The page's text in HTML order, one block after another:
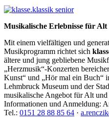
klasse.klassik
senior
Musikalische Erlebnisse für
Mit einem vielfältigen und
Musikprogramm richtet sich
ältere und jung gebliebene
„Herzmusik“-Konzerten
Kunst“ und „Hör mal ein Buch“
Lehmbruck Museum und der
musikalische Angebot für Alt und
Informationen und Anmeldung:
Tel.: 0151 28 88 85 64 ·